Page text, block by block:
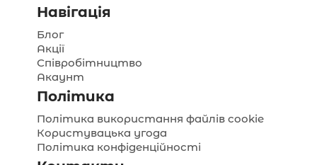
Навігація
Блог
Акції
Співробітництво
Акаунт
Політика
Політика використання файлів cookie
Користувацька угода
Політика конфіденційності